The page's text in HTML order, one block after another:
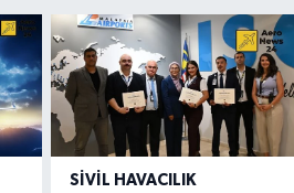
SIVIL HAVACILIK